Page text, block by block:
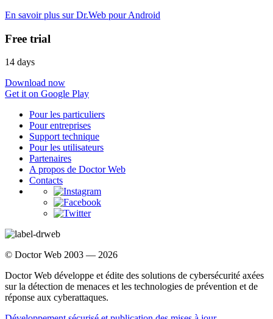
En savoir plus sur Dr.Web pour Android
Free trial
14 days
Download now
Get it on Google Play
Pour les particuliers
Pour entreprises
Support technique
Pour les utilisateurs
Partenaires
A propos de Doctor Web
Contacts
© Doctor Web 2003 — 2026
Doctor Web développe et édite des solutions de cybersécurité axées
sur la détection de menaces et les technologies de prévention et de
réponse aux cyberattaques.